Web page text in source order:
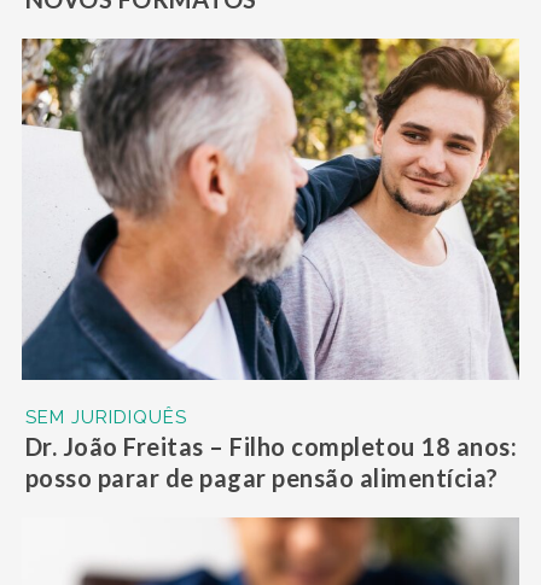
SEM JURIDIQUÊS
Dr. João Freitas – Filho completou 18 anos:
posso parar de pagar pensão alimentícia?